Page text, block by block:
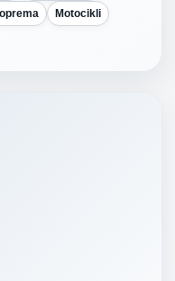
Motocikli